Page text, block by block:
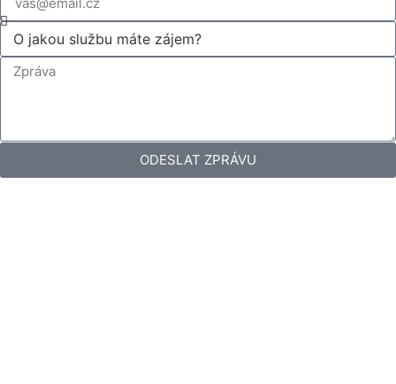
ODESLAT ZPRÁVU